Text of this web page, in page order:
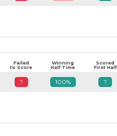
Failed
to Score
Winning
Half Time
Scored
First Half
? 100% ?